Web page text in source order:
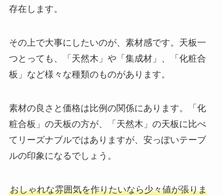
存在します。
その上で大事にしたいのが、素材感です。天板一
つとっても、「天然木」や「集成材」、「化粧合
板」など様々な種類のものがあります。
素材の良さと価格は比例の関係にあります。「化
粧合板」の天板の方が、「天然木」の天板に比べ
てリーズナブルではありますが、安っぽいテーブ
ルの印象になるでしょう。
おしゃれな雰囲気を作りたいなら少々値が張りま